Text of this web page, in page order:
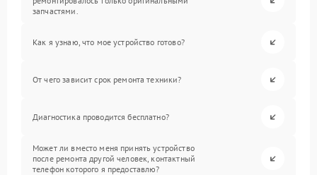
запчастями.
Как я узнаю, что мое устройство готово?
От чего зависит срок ремонта техники?
Диагностика проводится бесплатно?
Может ли вместо меня принять устройство
после ремонта другой человек, контактный
телефон которого я предоставлю?